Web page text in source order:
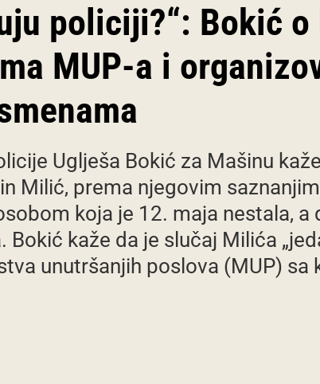
policiji?“: Bokić o
MUP-a i
Uglješa Bokić za Mašinu
Milić, prema njegovim
koja je 12. maja nestala,
kaže da je slučaj Milića
unutršanjih poslova (MUP) sa